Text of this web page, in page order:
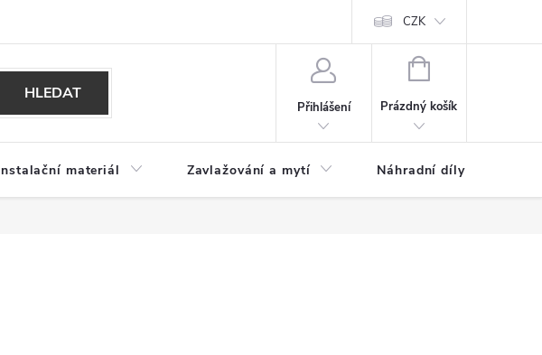
CZK
HLEDAT
Přihlášení
NÁKUPNÍ
Prázdný košík
materiál Zavlažování a mytí Náhradní díly